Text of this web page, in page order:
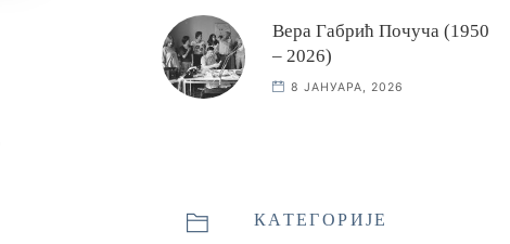
Вера Габрић Почуча (1950
– 2026)
8 ЈАНУАРА, 2026
КАТЕГОРИЈЕ